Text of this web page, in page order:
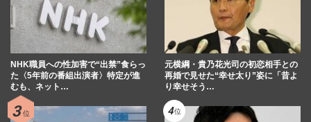
NHK職員への性加害で“出禁”食らっ
た〈5年前の番組出演者〉特定が進
むも、ネット…
元横綱・貴乃花光司の初恋相手との
再婚で見せた“幸せ太り”姿に「昔よ
り幸せそう…